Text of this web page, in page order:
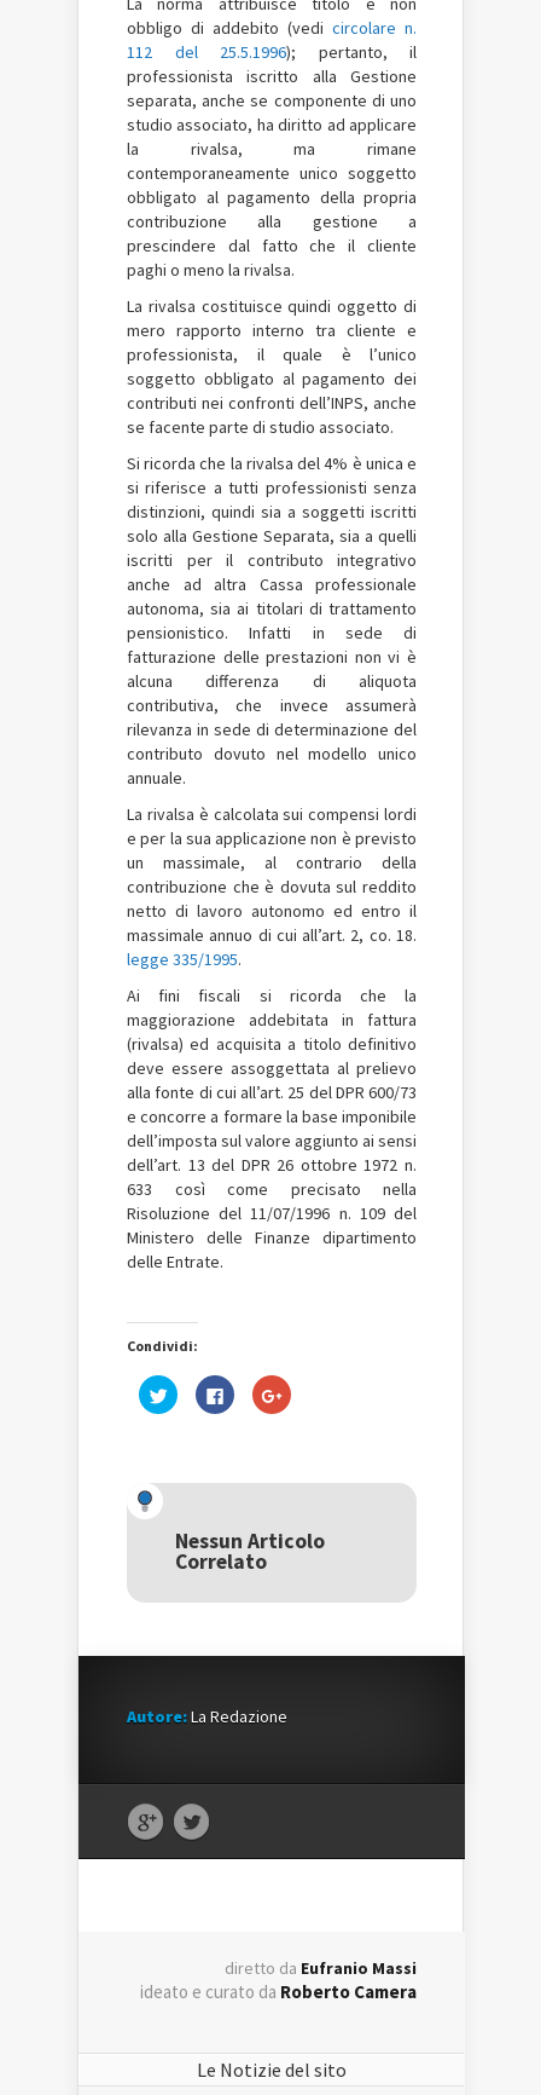
obbligo di addebito (vedi circolare n.
112 del 25.5.1996); pertanto, il
professionista iscritto alla Gestione
separata, anche se componente di uno
studio associato, ha diritto ad applicare
la rivalsa, ma rimane
contemporaneamente unico soggetto
obbligato al pagamento della propria
contribuzione alla gestione a
prescindere dal fatto che il cliente
paghi o meno la rivalsa.
La rivalsa costituisce quindi oggetto di
mero rapporto interno tra cliente e
professionista, il quale è l’unico
soggetto obbligato al pagamento dei
contributi nei confronti dell’INPS, anche
se facente parte di studio associato.
Si ricorda che la rivalsa del 4% è unica e
si riferisce a tutti professionisti senza
distinzioni, quindi sia a soggetti iscritti
solo alla Gestione Separata, sia a quelli
iscritti per il contributo integrativo
anche ad altra Cassa professionale
autonoma, sia ai titolari di trattamento
pensionistico. Infatti in sede di
fatturazione delle prestazioni non vi è
alcuna differenza di aliquota
contributiva, che invece assumerà
rilevanza in sede di determinazione del
contributo dovuto nel modello unico
annuale.
La rivalsa è calcolata sui compensi lordi
e per la sua applicazione non è previsto
un massimale, al contrario della
contribuzione che è dovuta sul reddito
netto di lavoro autonomo ed entro il
massimale annuo di cui all’art. 2, co. 18.
legge 335/1995.
Ai fini fiscali si ricorda che la
maggiorazione addebitata in fattura
(rivalsa) ed acquisita a titolo definitivo
deve essere assoggettata al prelievo
alla fonte di cui all’art. 25 del DPR 600/73
e concorre a formare la base imponibile
dell’imposta sul valore aggiunto ai sensi
dell’art. 13 del DPR 26 ottobre 1972 n.
633 così come precisato nella
Risoluzione del 11/07/1996 n. 109 del
Ministero delle Finanze dipartimento
delle Entrate.
Condividi:
Fai
clic
una
nuova
finestra)
Fai
clic
nuova
finestra)
Fai
clic
una
nuova
Nessun Articolo
Correlato
Autore:La Redazione
diretto da Eufranio Massi
ideato e curato da Roberto Camera
Le Notizie del sito